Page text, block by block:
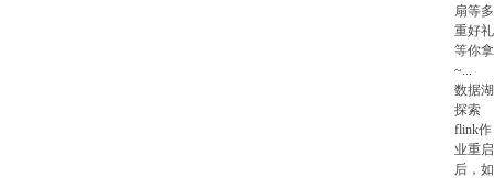
扇等多
重好礼
等你拿
~...
数据湖
探索
flink作
业重启
后，如